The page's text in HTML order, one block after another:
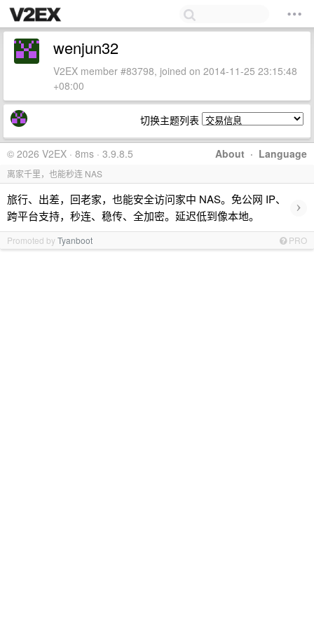
wenjun32
V2EX member #83798, joined on 2014-11-25 23:15:48
+08:00
切换主题列表
About · Language
© 2026 V2EX · 8ms · 3.9.8.5
离家千里，也能秒连 NAS
旅行、出差，回老家，也能安全访问家中 NAS。免公网 IP、
跨平台支持，秒连、稳传、全加密。延迟低到像本地。
›
Promoted byTyanboot PRO